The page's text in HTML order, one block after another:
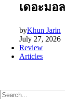
เดอะมอ
byKhun Jarin
July 27, 2026
Review
Articles